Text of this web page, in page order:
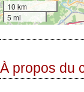
10 km
5 mi
À propos du